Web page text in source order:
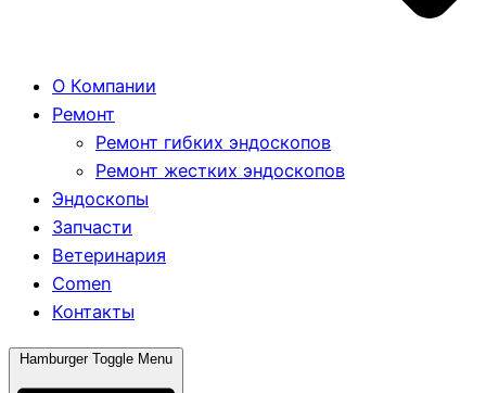
О Компании
Ремонт
Ремонт гибких эндоскопов
Ремонт жестких эндоскопов
Эндоскопы
Запчасти
Ветеринария
Comen
Контакты
Hamburger Toggle Menu